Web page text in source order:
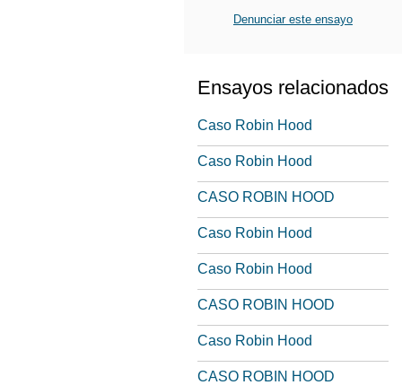
Denunciar este ensayo
Ensayos relacionados
Caso Robin Hood
Caso Robin Hood
CASO ROBIN HOOD
Caso Robin Hood
Caso Robin Hood
CASO ROBIN HOOD
Caso Robin Hood
CASO ROBIN HOOD